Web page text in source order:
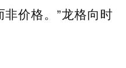
价格。”龙格向时